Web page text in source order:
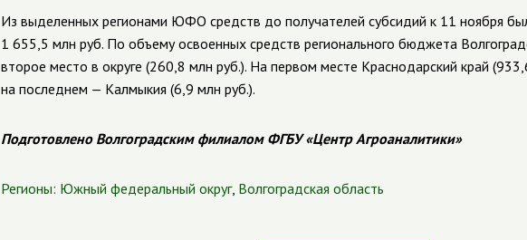
Из выделенных регионами ЮФО средств до получателей субсидий к 11 ноября
1 655,5 млн руб. По объему освоенных средств регионального бюджета
второе место в округе (260,8 млн руб.). На первом месте Краснодарский край
на последнем — Калмыкия (6,9 млн руб.).
Подготовлено Волгоградским филиалом ФГБУ «Центр Агроаналитики»
Регионы: Южный федеральный округ, Волгоградская область